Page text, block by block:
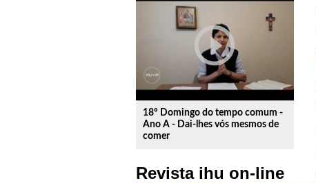
play_circle_outline
18º Domingo do tempo comum -
Ano A - Dai-lhes vós mesmos de
comer
Revista ihu on-line